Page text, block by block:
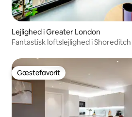
Lejlighed i Greater London
Fantastisk loftslejlighed i
Gæstefavorit
Gæstefavorit